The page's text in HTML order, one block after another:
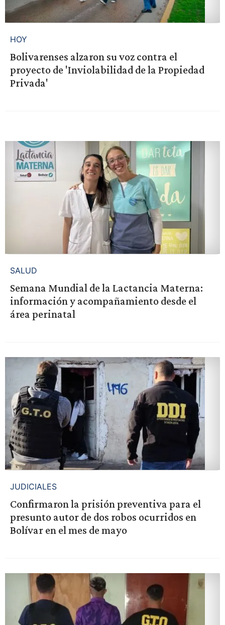
HOY
Bolivarenses alzaron su voz contra el
proyecto de 'Inviolabilidad de la Propiedad
Privada'
SALUD
Semana Mundial de la Lactancia Materna:
información y acompañamiento desde el
área perinatal
JUDICIALES
Confirmaron la prisión preventiva para el
presunto autor de dos robos ocurridos en
Bolívar en el mes de mayo